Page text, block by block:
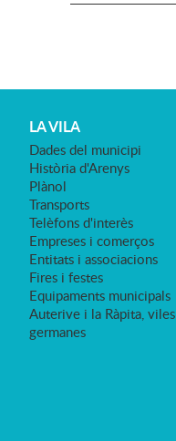
LA VILA
Dades del municipi
Història d'Arenys
Plànol
Transports
Telèfons d'interès
Empreses i comerços
Entitats i associacions
Fires i festes
Equipaments municipals
Auterive i la Ràpita, viles
germanes